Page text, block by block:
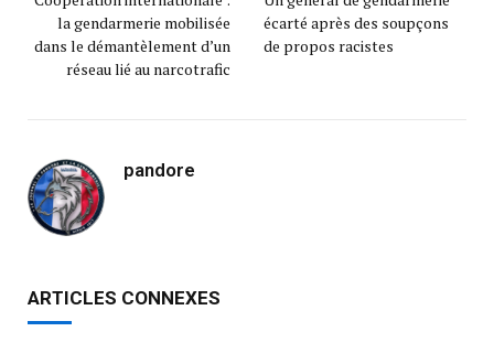
la gendarmerie mobilisée
dans le démantèlement d’un
réseau lié au narcotrafic
écarté après des soupçons
de propos racistes
pandore
ARTICLES CONNEXES